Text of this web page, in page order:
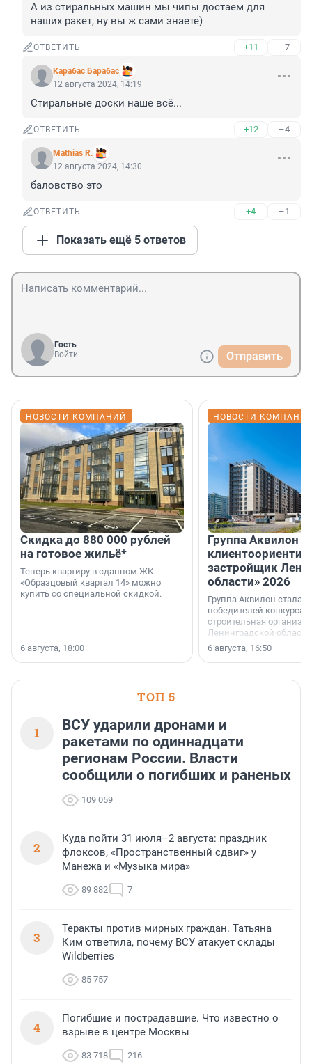
А из стиральных машин мы чипы достаем для
наших ракет, ну вы ж сами знаете)
ОТВЕТИТЬ +11 –7
Карабас Барабас
12 августа 2024, 14:19
Стиральные доски наше всё...
ОТВЕТИТЬ +12 –4
Mathias R.
12 августа 2024, 14:30
баловство это
ОТВЕТИТЬ +4 –1
Показать ещё 5 ответов
Гость
Войти
Отправить
НОВОСТИ КОМПАНИЙ
Скидка до 880 000 рублей
на готовое жильё*
Теперь квартиру в сданном ЖК
«Образцовый квартал 14» можно
купить со специальной скидкой.
6 августа, 18:00
НОВОСТИ
Группа Аквилон
застройщик
области» 2026
Группа Аквилон стала
победителей конкурса
строительная
Ленинградской области
номинации «Самый
застройщик
области».
6 августа, 16:50
ТОП 5
1
ВСУ ударили дронами и
ракетами по одиннадцати
регионам России. Власти
сообщили о погибших и раненых
109 059
2
Куда пойти 31 июля–2 августа: праздник
флоксов, «Пространственный сдвиг» у
Манежа и «Музыка мира»
89 882 7
3
Теракты против мирных граждан. Татьяна
Ким ответила, почему ВСУ атакует склады
Wildberries
85 757
4
Погибшие и пострадавшие. Что известно о
взрыве в центре Москвы
83 718 216